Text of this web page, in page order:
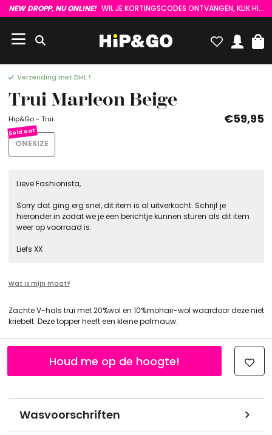
NEW DROPP, NU ONLINE! WIL JE KORTINGSCODES ONTVANGEN, KLIK HIER :)
Verzending met DHL !
Trui Marleon Beige
Hip&Go - Trui €59,95
ONESIZE
Lieve Fashionista,
Sorry dat ging erg snel, dit item is al uitverkocht. Schrijf je
hieronder in zodat we je een berichtje kunnen sturen als dit item
weer op voorraad is.
Liefs XX
Wat is mijn maat?
Zachte V-hals trui met 20%wol en 10%mohair-wol waardoor deze niet
kriebelt. Deze topper heeft een kleine pofmauw.
Wasvoorschriften
Houd me op de hoogte!